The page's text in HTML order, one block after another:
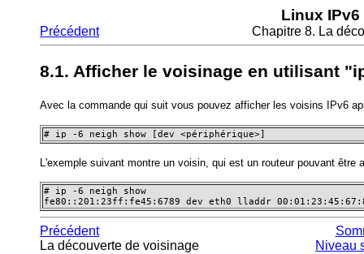
Linux IPv6
Précédent Chapitre 8. La
8.1. Afficher le voisinage en utilisant
Avec la commande qui suit vous pouvez afficher les voisins IPv6
# ip -6 neigh show [dev <périphérique>]
L'exemple suivant montre un voisin, qui est un routeur pouvant être
# ip -6 neigh show
fe80::201:23ff:fe45:6789 dev eth0 lladdr
Précédent
La découverte de voisinage
Niveau